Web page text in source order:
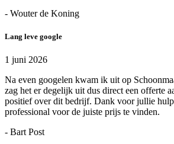
- Wouter de Koning
Lang leve google
1 juni 2026
Na even googelen kwam ik uit op
zag het er degelijk uit dus direct een offerte
positief over dit bedrijf. Dank voor jullie
professional voor de juiste prijs te vinden.
- Bart Post